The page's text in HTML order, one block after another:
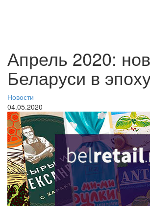
Апрель 2020:
Беларуси в
Новости
04.05.2020